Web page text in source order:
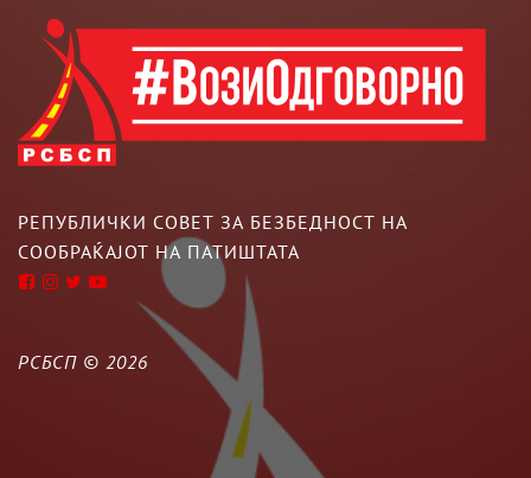
РЕПУБЛИЧКИ СОВЕТ ЗА БЕЗБЕДНОСТ НА
СООБРАЌАЈОТ НА ПАТИШТАТА
РСБСП © 2026